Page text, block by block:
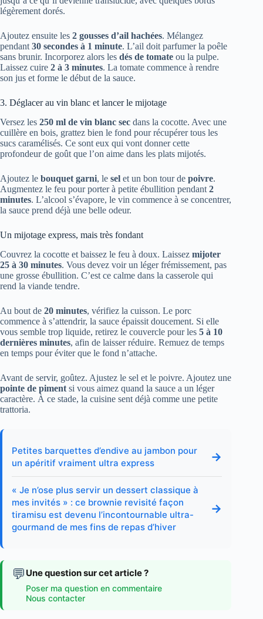
légèrement dorés.
Ajoutez ensuite les 2 gousses d’ail hachées. Mélangez
pendant 30 secondes à 1 minute. L’ail doit parfumer la poêle
sans brunir. Incorporez alors les dés de tomate ou la pulpe.
Laissez cuire 2 à 3 minutes. La tomate commence à rendre
son jus et forme le début de la sauce.
3. Déglacer au vin blanc et lancer le mijotage
Versez les 250 ml de vin blanc sec dans la cocotte. Avec une
cuillère en bois, grattez bien le fond pour récupérer tous les
sucs caramélisés. Ce sont eux qui vont donner cette
profondeur de goût que l’on aime dans les plats mijotés.
Ajoutez le bouquet garni, le sel et un bon tour de poivre.
Augmentez le feu pour porter à petite ébullition pendant 2
minutes. L’alcool s’évapore, le vin commence à se concentrer,
la sauce prend déjà une belle odeur.
Un mijotage express, mais très fondant
Couvrez la cocotte et baissez le feu à doux. Laissez mijoter
25 à 30 minutes. Vous devez voir un léger frémissement, pas
une grosse ébullition. C’est ce calme dans la casserole qui
rend la viande tendre.
Au bout de 20 minutes, vérifiez la cuisson. Le porc
commence à s’attendrir, la sauce épaissit doucement. Si elle
vous semble trop liquide, retirez le couvercle pour les 5 à 10
dernières minutes, afin de laisser réduire. Remuez de temps
en temps pour éviter que le fond n’attache.
Avant de servir, goûtez. Ajustez le sel et le poivre. Ajoutez une
pointe de piment si vous aimez quand la sauce a un léger
caractère. À ce stade, la cuisine sent déjà comme une petite
trattoria.
Petites barquettes d’endive au jambon pour
un apéritif vraiment ultra express
→
« Je n’ose plus servir un dessert classique à
mes invités » : ce brownie revisité façon
tiramisu est devenu l’incontournable ultra-
gourmand de mes fins de repas d’hiver
→
💬 Une question sur cet article ?
Poser ma question en commentaire
Nous contacter